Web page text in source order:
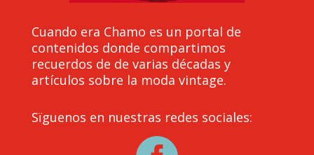
Cuando era Chamo es un portal de
contenidos donde compartimos
recuerdos de de varias décadas y
artículos sobre la moda vintage.
Sïguenos en nuestras redes sociales: